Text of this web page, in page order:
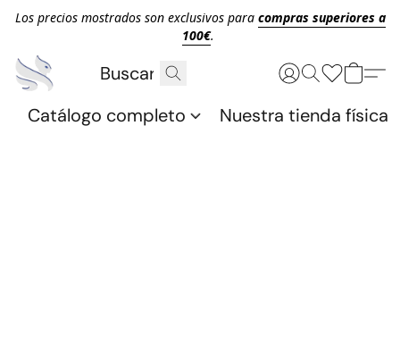
Los precios mostrados son exclusivos para compras superiores a
100€.
Catálogo completo Nuestra tienda física